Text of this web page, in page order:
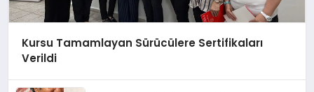
Kursu Tamamlayan Sürücülere Sertifikaları
Verildi